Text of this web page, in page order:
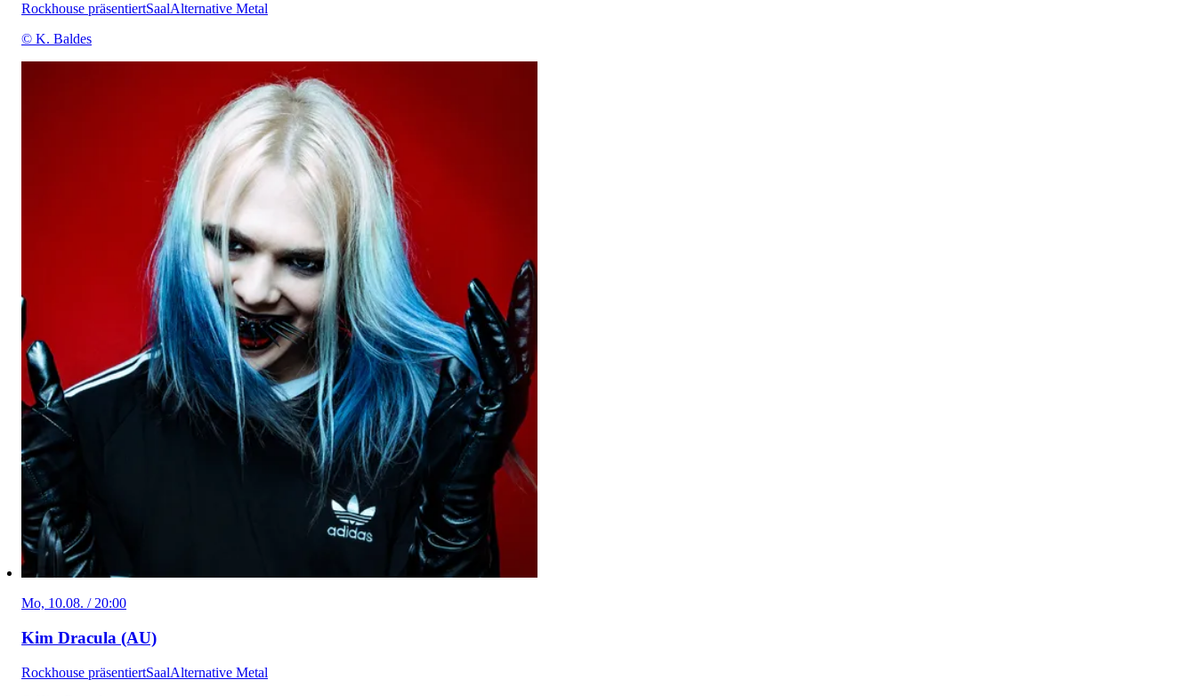
Rockhouse präsentiertSaalAlternative Metal
© K. Baldes
Mo, 10.08. / 20:00
Kim Dracula (AU)
Rockhouse präsentiertSaalAlternative Metal